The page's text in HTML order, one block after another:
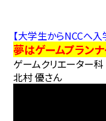
【大学生からNCCへ入
夢はゲームプラン
ゲームクリエーター科
北村 優さん